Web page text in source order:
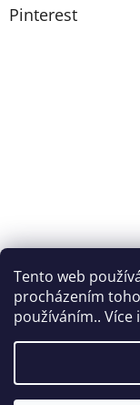
Tento web
procházením
používáním..
Pinterest